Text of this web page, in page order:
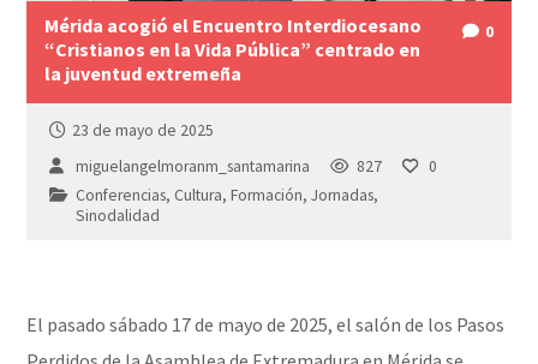
Mérida acogió el Encuentro Interdiocesano
“Cristianos en la Vida Pública” centrado en
la juventud extremeña
0
23 de mayo de 2025
miguelangelmoranm_santamarina
827
0
Conferencias, Cultura,Formación,Jornadas,
Sinodalidad
El pasado sábado 17 de mayo de 2025, el salón de los Pasos